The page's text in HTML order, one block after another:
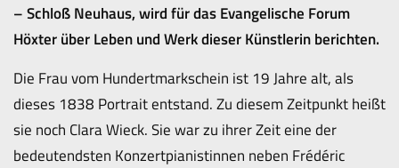
– Schloß Neuhaus, wird für das Evangelische Forum
Höxter über Leben und Werk dieser Künstlerin berichten.
Die Frau vom Hundertmarkschein ist 19 Jahre alt, als
dieses 1838 Portrait entstand. Zu diesem Zeitpunkt heißt
sie noch Clara Wieck. Sie war zu ihrer Zeit eine der
bedeutendsten Konzertpianistinnen neben Frédéric